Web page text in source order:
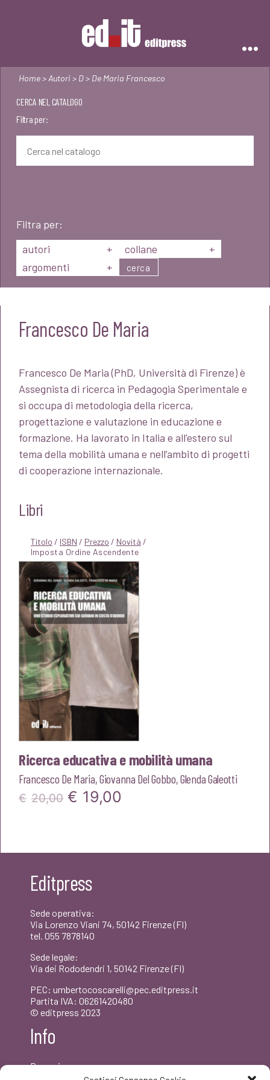
Home> Autori> D> De Maria Francesco
CERCA NEL CATALOGO
Filtra per:
Filtra per:
autori
+ collane
+
argomenti
+ cerca
Francesco De Maria
Francesco De Maria (PhD, Università di Firenze) è
Assegnista di ricerca in Pedagogia Sperimentale e
si occupa di metodologia della ricerca,
progettazione e valutazione in educazione e
formazione. Ha lavorato in Italia e all’estero sul
tema della mobilità umana e nell’ambito di progetti
di cooperazione internazionale.
Libri
Titolo / ISBN / Prezzo / Novità /
Ricerca educativa e mobilità umana
Francesco De Maria,Giovanna Del Gobbo,Glenda Galeotti
€ 20,00 Il
€20,00.
€ 19,00
Editpress
Sede operativa:
Via Lorenzo Viani 74, 50142 Firenze (FI)
tel. 055 7878140
Sede legale:
Via dei Rododendri 1, 50142 Firenze (FI)
PEC: umbertocoscarelli@pec.editpress.it
Partita IVA: 06261420480
© editpress 2023
Info
Dove siamo